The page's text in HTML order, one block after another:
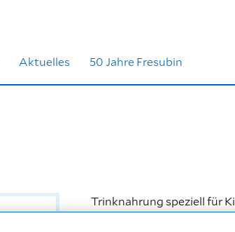
Aktuelles 50 Jahre Fresubin
Trinknahrung speziell für